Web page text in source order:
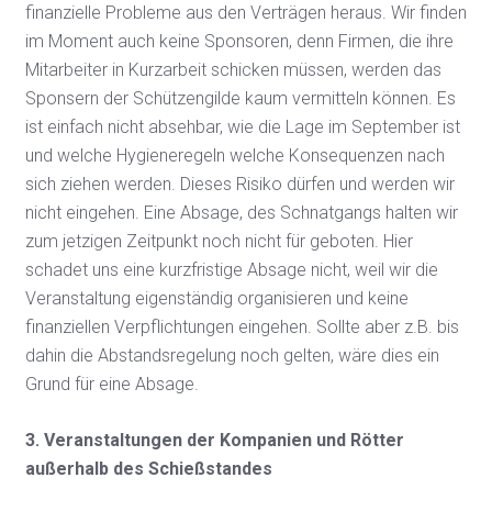
finanzielle Probleme aus den Verträgen heraus. Wir finden
im Moment auch keine Sponsoren, denn Firmen, die ihre
Mitarbeiter in Kurzarbeit schicken müssen, werden das
Sponsern der Schützengilde kaum vermitteln können. Es
ist einfach nicht absehbar, wie die Lage im September ist
und welche Hygieneregeln welche Konsequenzen nach
sich ziehen werden. Dieses Risiko dürfen und werden wir
nicht eingehen. Eine Absage, des Schnatgangs halten wir
zum jetzigen Zeitpunkt noch nicht für geboten. Hier
schadet uns eine kurzfristige Absage nicht, weil wir die
Veranstaltung eigenständig organisieren und keine
finanziellen Verpflichtungen eingehen. Sollte aber z.B. bis
dahin die Abstandsregelung noch gelten, wäre dies ein
Grund für eine Absage.
3. Veranstaltungen der Kompanien und Rötter
außerhalb des Schießstandes